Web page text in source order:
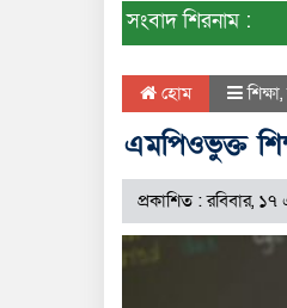
সংবাদ শিরনাম :
হোম শিক্ষা,
এমপিওভুক্ত
প্রকাশিত : রবিবার,